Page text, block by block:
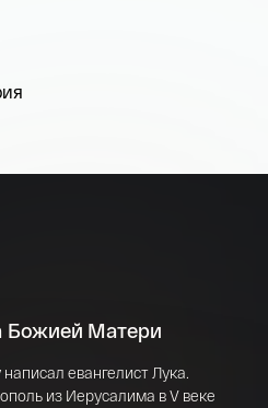
Божией Матери
евангелист Лука.
из Иерусалима в V веке